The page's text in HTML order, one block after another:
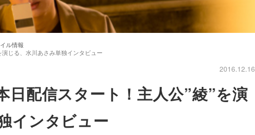
ル情報
演じる、水川あさみ単独インタビュー
2016.12.16
日配信スタート！主人公”綾”を演
インタビュー